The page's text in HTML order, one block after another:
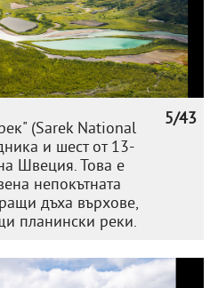
5/43
(Sarek National
и шест от 13-
Швеция. Това е
непокътната
дъха върхове,
планински реки.